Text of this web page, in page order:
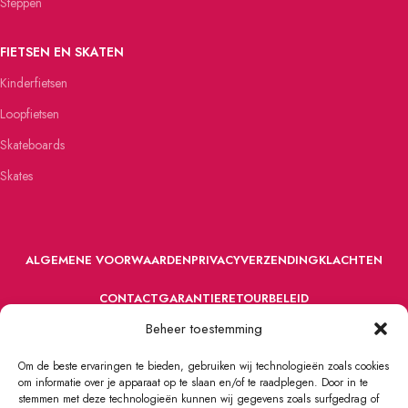
Beheer toestemming
Om de beste ervaringen te bieden, gebruiken wij technologieën zoals cookies
om informatie over je apparaat op te slaan en/of te raadplegen. Door in te
stemmen met deze technologieën kunnen wij gegevens zoals surfgedrag of
FIETSEN EN SKATEN
Kinderfietsen
Loopfietsen
Skateboards
Skates
ALGEMENE VOORWAARDENPRIVACYVERZENDINGKLACHTEN
CONTACTGARANTIERETOURBELEID